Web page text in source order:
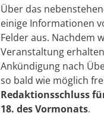
Über das
einige Informationen
Felder aus. Nachdem
Veranstaltung
Ankündigung nach
so bald wie möglich
Redaktionsschluss
18. des Vormonats.